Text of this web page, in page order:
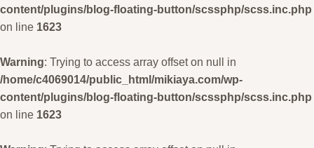
content/plugins/blog-floating-button/scssphp/scss.inc.php
on line 1623
Warning: Trying to access array offset on null in
/home/c4069014/public_html/mikiaya.com/wp-
content/plugins/blog-floating-button/scssphp/scss.inc.php
on line 1623